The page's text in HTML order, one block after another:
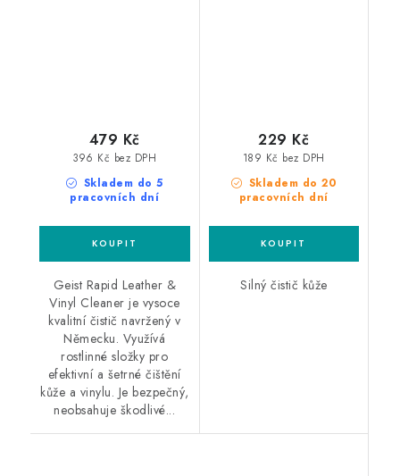
Skladem do 5
pracovních dní
396 Kč bez DPH
479 Kč
Geist Rapid Leather &
Vinyl Cleaner je vysoce
kvalitní čistič navržený v
Německu. Využívá
rostlinné složky pro
efektivní a šetrné čištění
kůže a vinylu. Je bezpečný,
neobsahuje škodlivé...
Skladem do 20
pracovních dní
189 Kč bez DPH
229 Kč
Silný čistič kůže